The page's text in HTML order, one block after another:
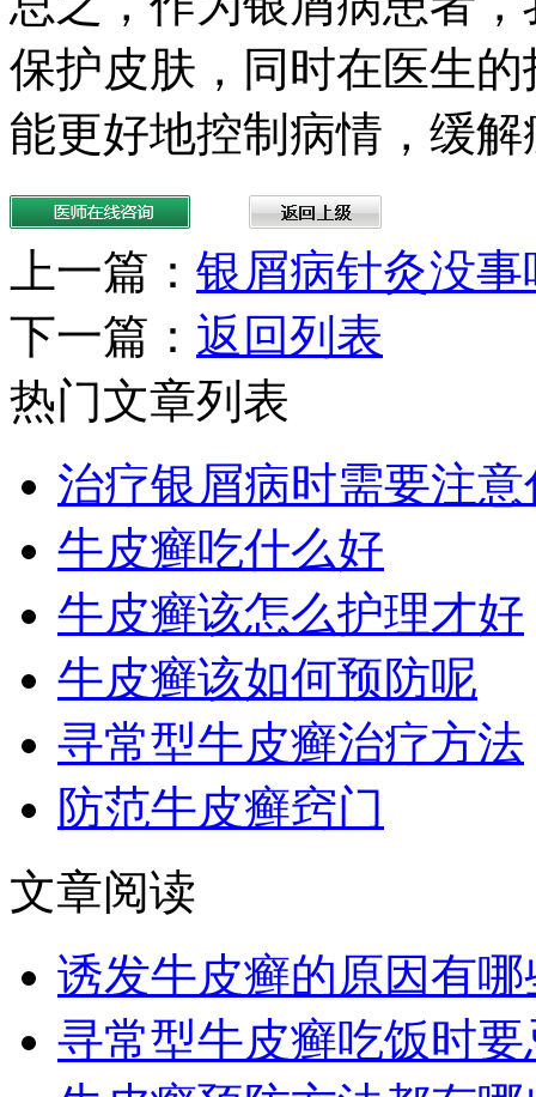
保护皮肤，同时在医生
能更好地控制病情，缓解
上一篇： 银屑病针灸没事
下一篇： 返回列表
热门文章列表
治疗银屑病时需要注意
牛皮癣吃什么好
牛皮癣该怎么护理才好
牛皮癣该如何预防呢
寻常型牛皮癣治疗方法
防范牛皮癣窍门
文章阅读
诱发牛皮癣的原因有哪
寻常型牛皮癣吃饭时